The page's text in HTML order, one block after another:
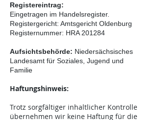
Registereintrag:
Eingetragen im Handelsregister.
Registergericht: Amtsgericht Oldenburg
Registernummer: HRA 201284
Aufsichtsbehörde: Niedersächsisches
Landesamt für Soziales, Jugend und
Familie
Haftungshinweis:
Trotz sorgfältiger inhaltlicher Kontrolle
übernehmen wir keine Haftung für die